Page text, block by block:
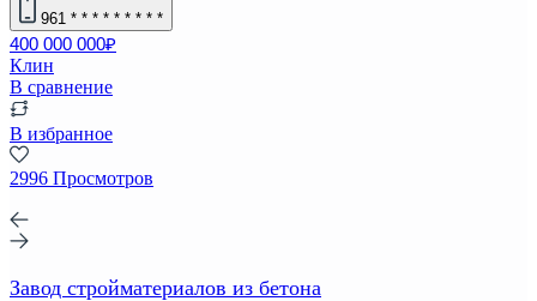
961 * * * * * * * * *
400 000 000₽
Клин
В сравнение
В избранное
2996 Просмотров
Завод стройматериалов из бетона